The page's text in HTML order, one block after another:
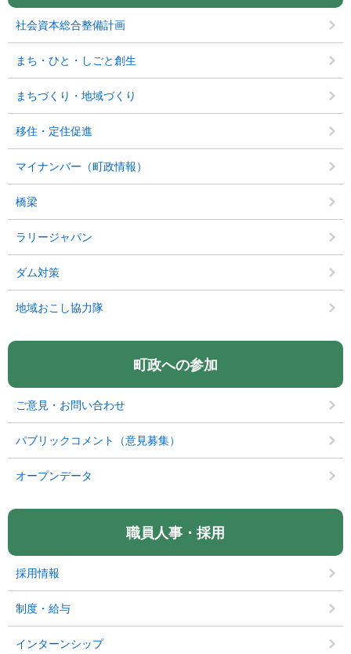
社会資本総合整備計画
まち・ひと・しごと創生
まちづくり・地域づくり
移住・定住促進
マイナンバー（町政情報）
橋梁
ラリージャパン
ダム対策
地域おこし協力隊
町政への参加
ご意見・お問い合わせ
パブリックコメント（意見募集）
オープンデータ
職員人事・採用
採用情報
制度・給与
インターンシップ